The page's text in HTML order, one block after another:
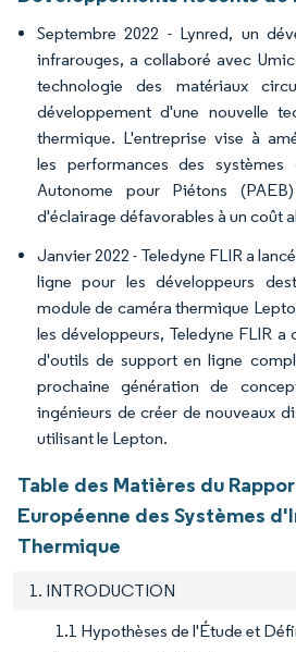
Septembre 2022 - Lynred, un
infrarouges, a collaboré avec
technologie des matériaux
développement d'une nouvelle
thermique. L'entreprise vise à
les performances des systèmes
Autonome pour Piétons
d'éclairage défavorables à un coût
Janvier 2022 - Teledyne FLIR a
ligne pour les développeurs
module de caméra thermique
les développeurs, Teledyne FLIR a
d'outils de support en ligne
prochaine génération de
ingénieurs de créer de nouveaux
utilisant le Lepton.
Table des Matières du
Européenne des Systèmes
Thermique
1. INTRODUCTION
1.1 Hypothèses de l'Étude et